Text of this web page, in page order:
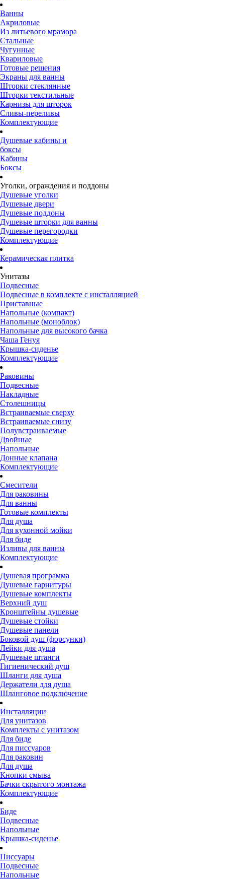
Ванны
Акриловые
Из литьевого мрамора
Стальные
Чугунные
Квариловые
Готовые решения
Экраны для ванны
Шторки стеклянные
Шторки текстильные
Карнизы для шторок
Сливы-переливы
Комплектующие
Душевые кабины и
боксы
Кабины
Боксы
Уголки, ограждения и поддоны
Душевые уголки
Душевые двери
Душевые поддоны
Душевые шторки для ванны
Душевые перегородки
Комплектующие
Керамическая плитка
Унитазы
Подвесные
Подвесные в комплекте с инсталляцией
Приставные
Напольные (компакт)
Напольные (моноблок)
Напольные для высокого бачка
Чаша Генуя
Крышка-сиденье
Комплектующие
Раковины
Подвесные
Накладные
Столешницы
Встраиваемые сверху
Встраиваемые снизу
Полувстраиваемые
Двойные
Напольные
Донные клапана
Комплектующие
Смесители
Для раковины
Для ванны
Готовые комплекты
Для душа
Для кухонной мойки
Для биде
Изливы для ванны
Комплектующие
Душевая программа
Душевые гарнитуры
Душевые комплекты
Верхний душ
Кронштейны душевые
Душевые стойки
Душевые панели
Боковой душ (форсунки)
Лейки для душа
Душевые штанги
Гигиенический душ
Шланги для душа
Держатели для душа
Шланговое подключение
Инсталляции
Для унитазов
Комплекты с унитазом
Для биде
Для писсуаров
Для раковин
Для душа
Кнопки смыва
Бачки скрытого монтажа
Комплектующие
Биде
Подвесные
Напольные
Крышка-сиденье
Писсуары
Подвесные
Напольные